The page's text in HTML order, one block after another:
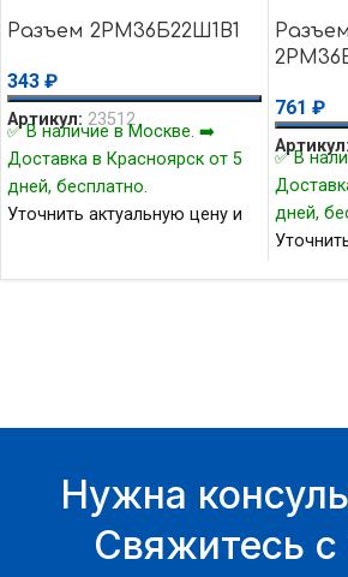
Разъем 2РМ36Б22Ш1В1
343 ₽
Артикул: 23512
✅ В наличие в Москве. ➡️
Доставка в Красноярск от 5
дней, бесплатно.
Уточнить актуальную цену и
Разъем
761 ₽
Артикул:
✅ В
дней,
Нужна
Свяжитесь